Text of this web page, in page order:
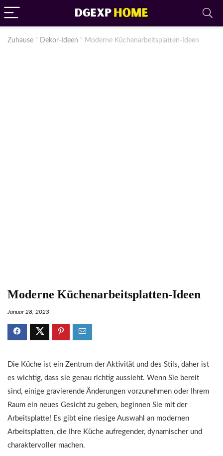
Zuhause " Dekor-Ideen " Moderne Küchenarbeitsplatten-Ideen
Moderne Küchenarbeitsplatten-Ideen
Januar 28, 2023
Die Küche ist ein Zentrum der Aktivität und des Stils, daher ist
es wichtig, dass sie genau richtig aussieht. Wenn Sie bereit
sind, einige gravierende Änderungen vorzunehmen oder Ihrem
Raum ein neues Gesicht zu geben, beginnen Sie mit der
Arbeitsplatte! Es gibt eine riesige Auswahl an modernen
Arbeitsplatten, die Ihre Küche aufregender, dynamischer und
charaktervoller machen.